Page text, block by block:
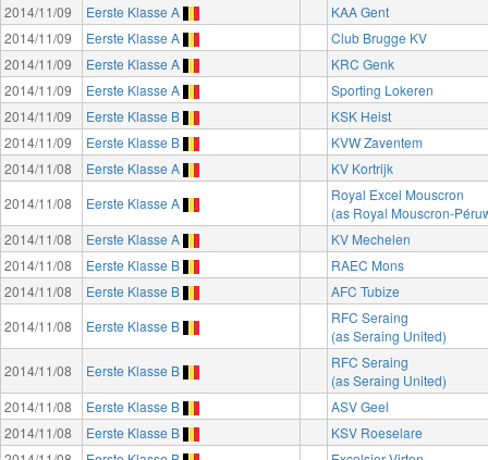
2014/11/09
Eerste Klasse A
KAA Gent
2014/11/09
Eerste Klasse A
Club Brugge KV
2014/11/09
Eerste Klasse A
KRC Genk
2014/11/09
Eerste Klasse A
Sporting Lokeren
2014/11/09
Eerste Klasse B
KSK Heist
2014/11/09
Eerste Klasse B
KVW Zaventem
2014/11/08
Eerste Klasse A
KV Kortrijk
2014/11/08
Eerste Klasse A
Royal Excel Mouscron
(as Royal Mouscron-
2014/11/08
Eerste Klasse A
KV Mechelen
2014/11/08
Eerste Klasse B
RAEC Mons
2014/11/08
Eerste Klasse B
AFC Tubize
2014/11/08
Eerste Klasse B
RFC Seraing
(as Seraing United)
2014/11/08
Eerste Klasse B
RFC Seraing
(as Seraing United)
2014/11/08
Eerste Klasse B
ASV Geel
2014/11/08
Eerste Klasse B
KSV Roeselare